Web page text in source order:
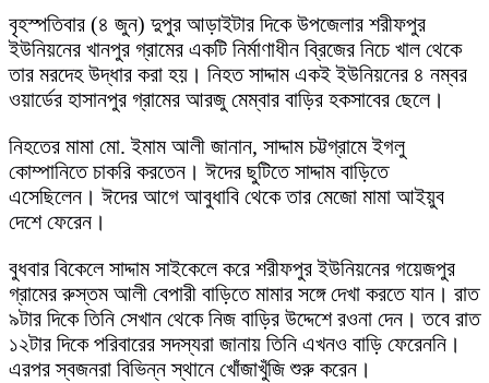
বৃহস্পতিবার (৪ জুন) দুপুর আড়াইটার দিকে উপজেলার শরীফপুর
ইউনিয়নের খানপুর গ্রামের একটি নির্মাণাধীন ব্রিজের নিচে খাল থেকে
তার মরদেহ উদ্ধার করা হয়। নিহত সাদ্দাম একই ইউনিয়নের ৪ নম্বর
ওয়ার্ডের হাসানপুর গ্রামের আরজু মেম্বার বাড়ির হকসাবের ছেলে।
নিহতের মামা মো. ইমাম আলী জানান, সাদ্দাম চট্টগ্রামে ইগলু
কোম্পানিতে চাকরি করতেন। ঈদের ছুটিতে সাদ্দাম বাড়িতে
এসেছিলেন। ঈদের আগে আবুধাবি থেকে তার মেজো মামা আইয়ুব
দেশে ফেরেন।
বুধবার বিকেলে সাদ্দাম সাইকেলে করে শরীফপুর ইউনিয়নের গয়েজপুর
গ্রামের রুস্তম আলী বেপারী বাড়িতে মামার সঙ্গে দেখা করতে যান। রাত
৯টার দিকে তিনি সেখান থেকে নিজ বাড়ির উদ্দেশে রওনা দেন। তবে রাত
১২টার দিকে পরিবারের সদস্যরা জানায় তিনি এখনও বাড়ি ফেরেননি।
এরপর স্বজনরা বিভিন্ন স্থানে খোঁজাখুঁজি শুরু করেন।